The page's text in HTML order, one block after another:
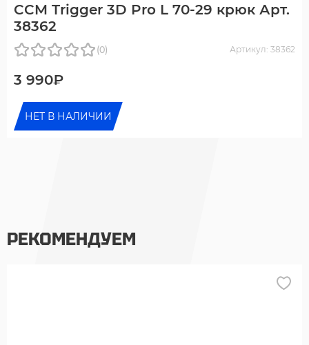
CCM Trigger 3D Pro L 70-29 крюк Арт.
38362
(0) Артикул: 38362
3 990₽
НЕТ В НАЛИЧИИ
РЕКОМЕНДУЕМ